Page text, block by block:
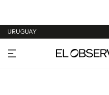
URUGUAY
URUGUAY
ARGENTINA